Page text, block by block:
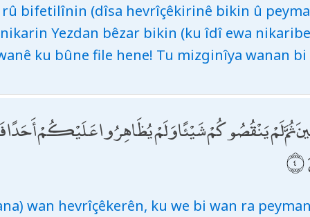
rû bifetilînin (dîsa hevrîçêkirinê bikin û
Yezdan bêzar bikin (ku îdî ewa
ku bûne file hene! Tu mizginîya wanan
ثُمَّ لَمْ يَنْقُصُوكُمْ شَيْئًا وَلَمْ يُظَاهِرُوا عَلَيْكُمْ أَحَدًا
wan hevrîçêkerên, ku we bi wan ra